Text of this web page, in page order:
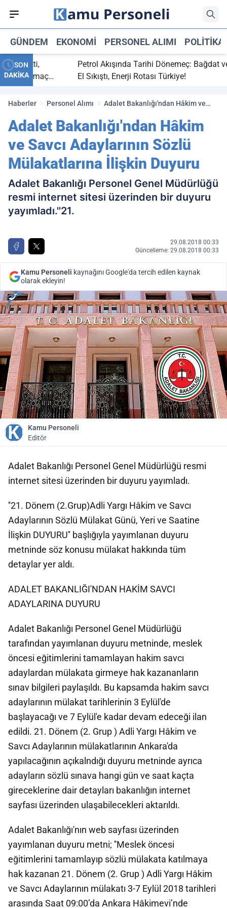
GÜNDEM EKONOMI PERSONEL ALIMI POLITIKA
SON
DAKİKA
bitti,
maç
Petrol Akışında Tarihi Dönemeç: Bağdat ve
El Sıkıştı, Enerji Rotası Türkiye!
Haberler Personel Alımı
Adalet Bakanlığı'ndan Hâkim ve
Mülakatlarına İlişkin Duyuru
Adalet Bakanlığı'ndan Hâkim
ve Savcı Adaylarının Sözlü
Mülakatlarına İlişkin Duyuru
Adalet Bakanlığı Personel Genel Müdürlüğü
resmi internet sitesi üzerinden bir duyuru
yayımladı.''21.
29.08.2018 00:33
Güncelleme: 29.08.2018 00:33
Kamu Personeli kaynağını Google'da tercih edilen kaynak
olarak ekleyin!
Kamu Personeli
Editör
Adalet Bakanlığı Personel Genel Müdürlüğü resmi
internet sitesi üzerinden bir duyuru yayımladı.
''21. Dönem (2.Grup)Adli Yargı Hâkim ve Savcı
Adaylarının Sözlü Mülakat Günü, Yeri ve Saatine
İlişkin DUYURU'' başlığıyla yayımlanan duyuru
metninde söz konusu mülakat hakkında tüm
detaylar yer aldı.
ADALET BAKANLIĞI'NDAN HAKİM SAVCI
ADAYLARINA DUYURU
Adalet Bakanlığı Personel Genel Müdürlüğü
tarafından yayımlanan duyuru metninde, meslek
öncesi eğitimlerini tamamlayan hakim savcı
adaylardan mülakata girmeye hak kazananların
sınav bilgileri paylaşıldı. Bu kapsamda hakim savcı
adaylarının mülakat tarihlerinin 3 Eylül'de
başlayacağı ve 7 Eylül'e kadar devam edeceği ilan
edildi. 21. Dönem (2. Grup ) Adli Yargı Hâkim ve
Savcı Adaylarının mülakatlarının Ankara'da
yapılacağının açıkalndığı duyuru metninde ayrıca
adayların sözlü sınava hangi gün ve saat kaçta
gireceklerine dair detayları bakanlığın internet
sayfası üzerinden ulaşabilecekleri aktarıldı.
Adalet Bakanlığı'nın web sayfası üzerinden
yayımlanan duyuru metni; ''Meslek öncesi
eğitimlerini tamamlayıp sözlü mülakata katılmaya
hak kazanan 21. Dönem (2. Grup ) Adli Yargı Hâkim
ve Savcı Adaylarının mülakatı 3-7 Eylül 2018 tarihleri
arasında Saat 09:00’da Ankara Hâkimevi’nde